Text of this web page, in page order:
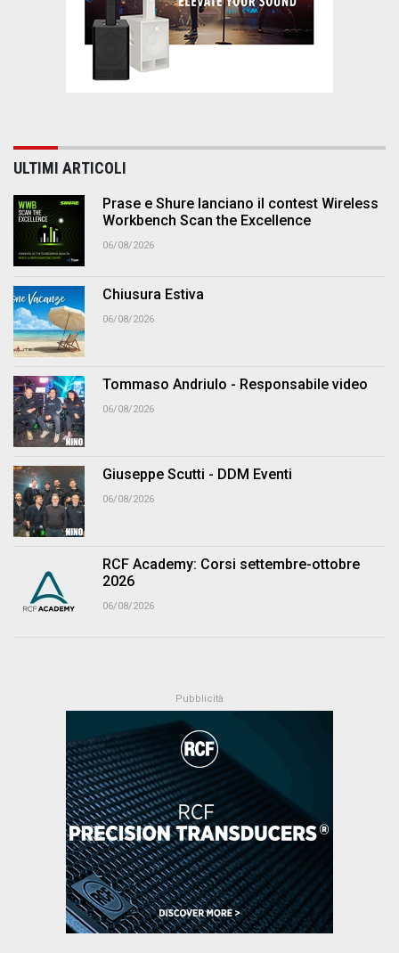
ULTIMI ARTICOLI
Prase e Shure lanciano il contest Wireless
Workbench Scan the Excellence
06/08/2026
Chiusura Estiva
06/08/2026
Tommaso Andriulo - Responsabile video
06/08/2026
Giuseppe Scutti - DDM Eventi
06/08/2026
RCF Academy: Corsi settembre-ottobre
2026
06/08/2026